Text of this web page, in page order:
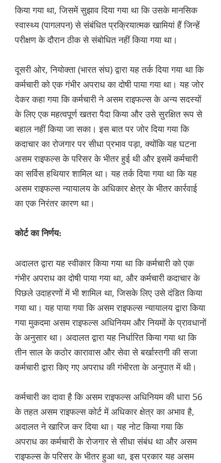
किया गया था, जिसमें सुझाव दिया गया था कि उसके मानसिक
स्वास्थ्य (पागलपन) से संबंधित प्रक्रियात्मक खामियां हैं जिन्हें
परीक्षण के दौरान ठीक से संबोधित नहीं किया गया था।
दूसरी ओर, नियोक्ता (भारत संघ) द्वारा यह तर्क दिया गया था कि
कर्मचारी को एक गंभीर अपराध का दोषी पाया गया था। यह जोर
देकर कहा गया कि कर्मचारी ने असम राइफल्स के अन्य सदस्यों
के लिए एक महत्वपूर्ण खतरा पैदा किया और उसे सुरक्षित रूप से
बहाल नहीं किया जा सका। इस बात पर जोर दिया गया कि
कदाचार का रोजगार पर सीधा प्रभाव पड़ा, क्योंकि यह घटना
असम राइफल्स के परिसर के भीतर हुई थी और इसमें कर्मचारी
का सर्विस हथियार शामिल था। यह तर्क दिया गया था कि यह
असम राइफल्स न्यायालय के अधिकार क्षेत्र के भीतर कार्रवाई
का एक निरंतर कारण था।
कोर्ट का निर्णय:
अदालत द्वारा यह स्वीकार किया गया था कि कर्मचारी को एक
गंभीर अपराध का दोषी पाया गया था, और कर्मचारी कदाचार के
पिछले उदाहरणों में भी शामिल था, जिसके लिए उसे दंडित किया
गया था। यह पाया गया कि असम राइफल्स न्यायालय द्वारा किया
गया मुकदमा असम राइफल्स अधिनियम और नियमों के प्रावधानों
के अनुसार था। अदालत द्वारा यह निर्धारित किया गया था कि
तीन साल के कठोर कारावास और सेवा से बर्खास्तगी की सजा
कर्मचारी द्वारा किए गए अपराध की गंभीरता के अनुपात में थी।
कर्मचारी का दावा है कि असम राइफल्स अधिनियम की धारा 56
के तहत असम राइफल्स कोर्ट में अधिकार क्षेत्र का अभाव है,
अदालत ने खारिज कर दिया था। यह नोट किया गया कि
अपराध का कर्मचारी के रोजगार से सीधा संबंध था और असम
राइफल्स के परिसर के भीतर हुआ था, इस प्रकार यह असम